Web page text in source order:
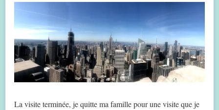
La visite terminée, je quitte ma famille pour une visite que je